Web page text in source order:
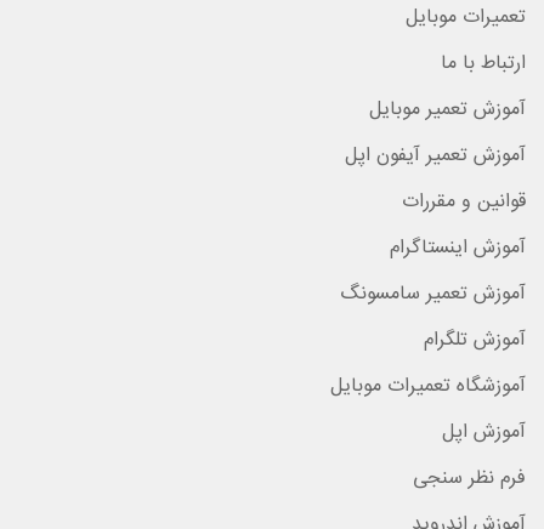
تعمیرات موبایل
ارتباط با ما
آموزش تعمیر موبایل
آموزش تعمیر آیفون اپل
قوانین و مقررات
آموزش اینستاگرام
آموزش تعمیر سامسونگ
آموزش تلگرام
آموزشگاه تعمیرات موبایل
آموزش اپل
فرم نظر سنجی